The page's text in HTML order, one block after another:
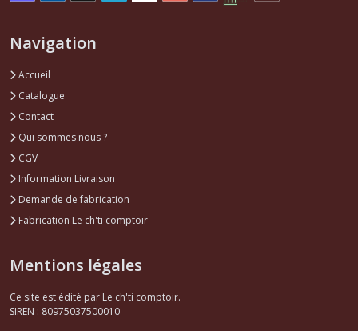
Navigation
Accueil
Catalogue
Contact
Qui sommes nous ?
CGV
Information Livraison
Demande de fabrication
Fabrication Le ch'ti comptoir
Mentions légales
Ce site est édité par Le ch'ti comptoir.
SIREN : 80975037500010